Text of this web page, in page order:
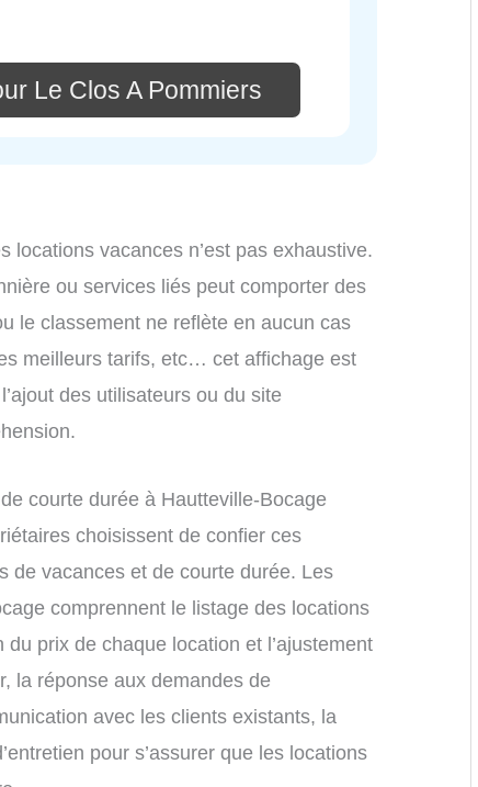
Le Clos A Pommiers
vacances n’est pas exhaustive.
ou services liés peut comporter des
le classement ne reflète en aucun cas
meilleurs tarifs, etc… cet affichage est
des utilisateurs ou du site
courte durée à Hautteville-Bocage
choisissent de confier ces
de vacances et de courte durée. Les
comprennent le listage des locations
prix de chaque location et l’ajustement
la réponse aux demandes de
avec les clients existants, la
pour s’assurer que les locations